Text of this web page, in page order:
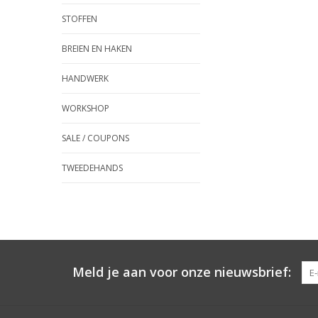
STOFFEN
BREIEN EN HAKEN
HANDWERK
WORKSHOP
SALE / COUPONS
TWEEDEHANDS
Meld je aan voor onze nieuwsbrief: